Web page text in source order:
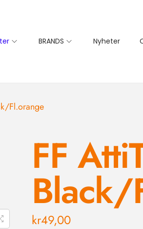
BRANDS Nyheter
Fl.orange
FF
Black/
kr49,00